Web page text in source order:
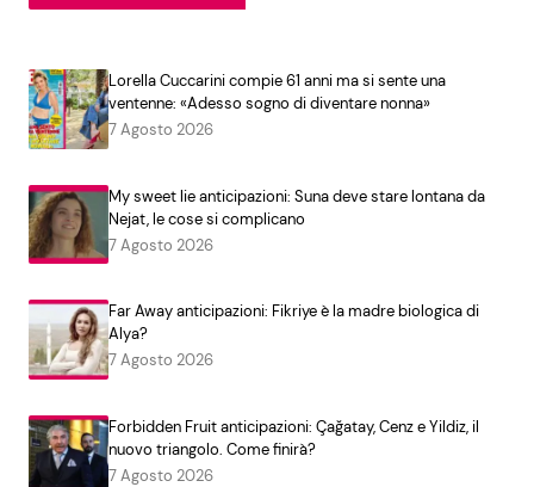
Lorella Cuccarini compie 61 anni ma si sente una
ventenne: «Adesso sogno di diventare nonna»
7 Agosto 2026
My sweet lie anticipazioni: Suna deve stare lontana da
Nejat, le cose si complicano
7 Agosto 2026
Far Away anticipazioni: Fikriye è la madre biologica di
Alya?
7 Agosto 2026
Forbidden Fruit anticipazioni: Çağatay, Cenz e Yildiz, il
nuovo triangolo. Come finirà?
7 Agosto 2026